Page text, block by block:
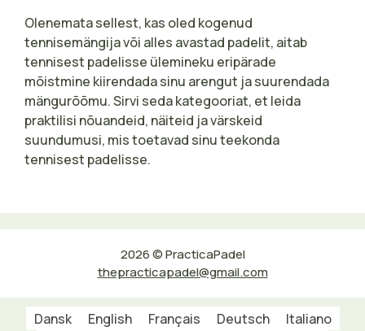
Olenemata sellest, kas oled kogenud
tennisemängija või alles avastad padelit, aitab
tennisest padelisse ülemineku eripärade
mõistmine kiirendada sinu arengut ja suurendada
mängurõõmu. Sirvi seda kategooriat, et leida
praktilisi nõuandeid, näiteid ja värskeid
suundumusi, mis toetavad sinu teekonda
tennisest padelisse.
2026 © PracticaPadel
thepracticapadel@gmail.com
Dansk English Français Deutsch Italiano